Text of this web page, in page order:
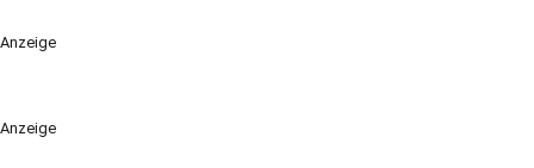
Anzeige
Anzeige